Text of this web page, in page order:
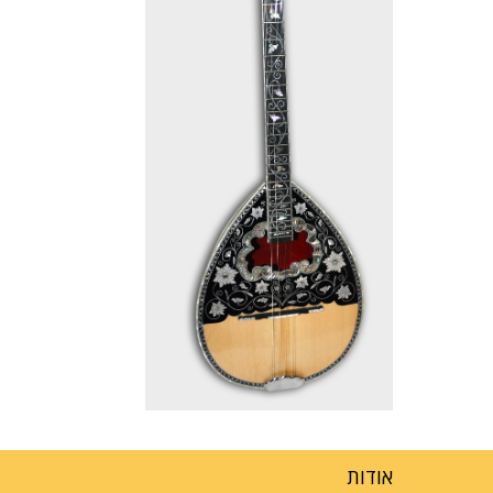
אודות